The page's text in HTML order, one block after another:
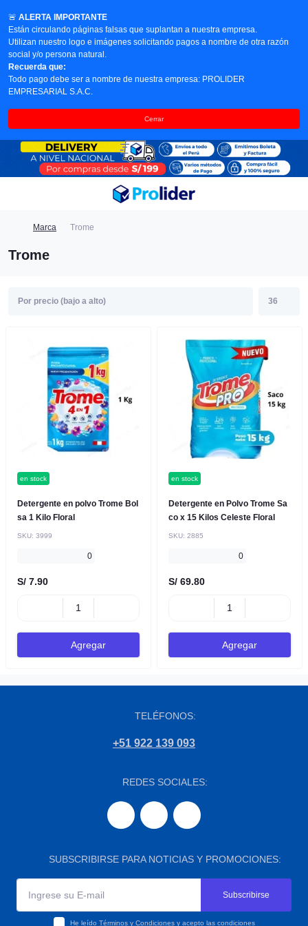
🚨 ALERTA IMPORTANTE
Están circulando páginas falsas que suplantan a nuestra empresa.
Utilizan nuestro logo e imágenes solicitando pagos a nombre de otra razón
social y/o persona natural.
Recuerda que:
Todo pago debe ser a nombre de nuestra empresa: PROLIDER
EMPRESARIAL S.A.C.
Cerrar
Marca Trome
Trome
en stock
Detergente en polvo Trome Bol
sa 1 Kilo Floral
SKU: 3999
0
S/ 7.90
Agregar
en stock
Detergente en Polvo Trome Sa
co x 15 Kilos Celeste Floral
SKU: 2885
0
S/ 69.80
Agregar
TELÉFONOS:
+51 922 139 093
REDES SOCIALES:
SUBSCRIBIRSE PARA NOTICIAS Y PROMOCIONES:
Subscribirse
He leído Términos y Condicionesy acepto las condiciones